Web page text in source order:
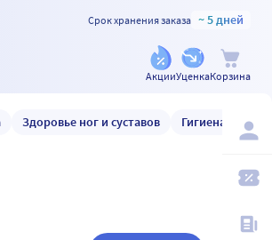
Срок хранения заказа ~ 5 дней
АкцииУценкаКорзина
Здоровье ног и суставов Гигиена и уход